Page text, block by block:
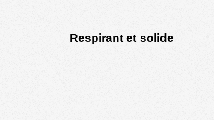
Respirant et solide